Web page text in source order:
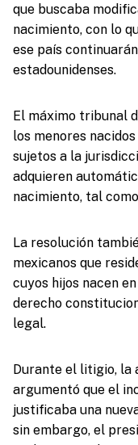
que buscaba
nacimiento, con lo
ese país
estadounidenses.
El máximo tribunal
los menores
sujetos a la
adquieren
nacimiento, tal
La resolución
mexicanos que
cuyos hijos nacen
derecho
legal.
Durante el litigio, la
argumentó que el
justificaba una
sin embargo, el